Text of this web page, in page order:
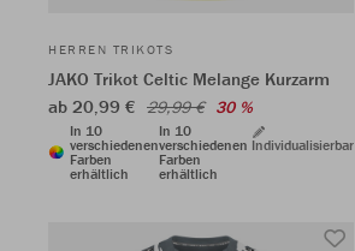
HERREN TRIKOTS
JAKO Trikot Celtic Melange Kurzarm
ab 20,99 € 29,99 € 30 %
In 10
verschiedenen
Farben
erhältlich
In 10
verschiedenen
Farben
erhältlich
Individualisierbar